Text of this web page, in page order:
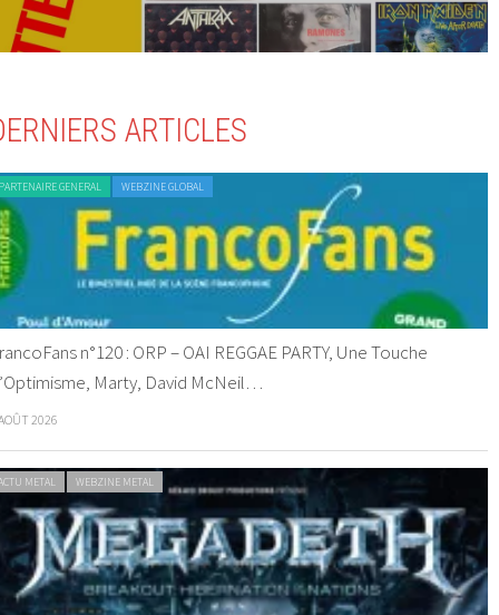
ARTICLES
GENERAL WEBZINE GLOBAL
n°120 : ORP – OAI REGGAE PARTY, Une Touche
Marty, David McNeil…
2026
METAL WEBZINE METAL